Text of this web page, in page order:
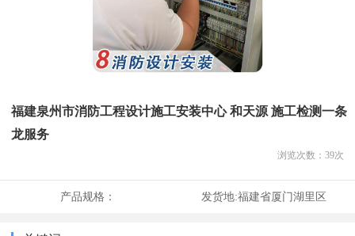
福建泉州市消防工程设计施工安装中心 和天源 施工检测一条
龙服务
浏览次数： 39次
产品规格： 发货地:福建省厦门湖里区